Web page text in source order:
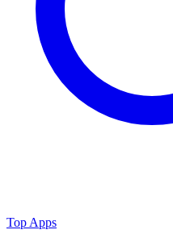
Top Apps